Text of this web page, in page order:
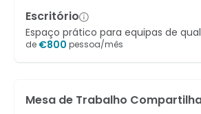
Escritório
Espaço prático para equipas de
de €800 pessoa/mês
Mesa de Trabalho